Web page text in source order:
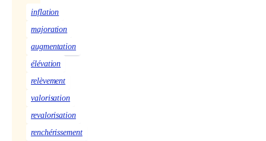
inflation
majoration
augmentation
élévation
relèvement
valorisation
revalorisation
renchérissement